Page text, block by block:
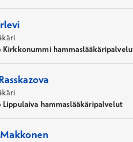
Kirkkonummi
Lippulaiva hammaslääkäripalvelut
Makkonen